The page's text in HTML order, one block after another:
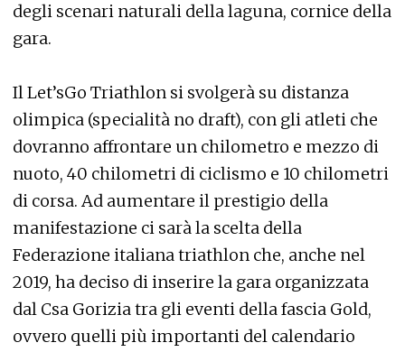
degli scenari naturali della laguna, cornice della
gara.
Il Let’sGo Triathlon si svolgerà su distanza
olimpica (specialità no draft), con gli atleti che
dovranno affrontare un chilometro e mezzo di
nuoto, 40 chilometri di ciclismo e 10 chilometri
di corsa. Ad aumentare il prestigio della
manifestazione ci sarà la scelta della
Federazione italiana triathlon che, anche nel
2019, ha deciso di inserire la gara organizzata
dal Csa Gorizia tra gli eventi della fascia Gold,
ovvero quelli più importanti del calendario